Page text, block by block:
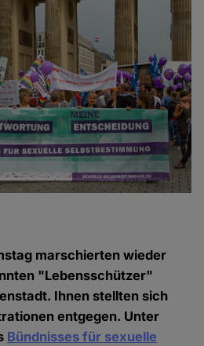
marschierten wieder
"Lebensschützer"
Ihnen stellten sich
entgegen. Unter
Bündnisses für sexuelle